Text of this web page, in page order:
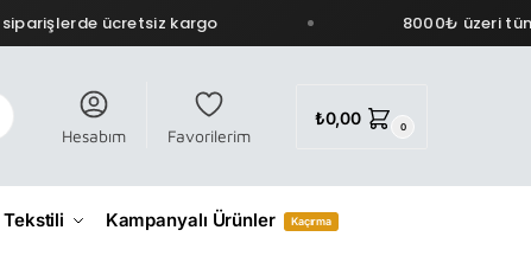
ücretsiz kargo 8000₺ üzeri
Hesabım Favorilerim
₺0,00 0
Tekstili Kampanyalı Ürünler Kaçırma